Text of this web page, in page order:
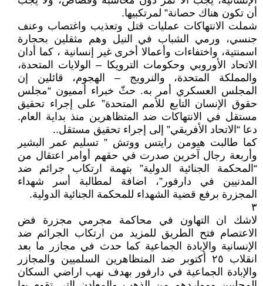
أن تكون هناك حصانة” لمرتكبيها.
شملت الانتهاكات عمليات قتل وتعذيب واغتصاب وعنف
جنسي، ورمي الشباب في النيل وهم مثقلين بحجارة
اسمنتية، واختفاءات وأعمالا أخرى غير إنسانية ، كما أدان
الاتحاد الأوروبي وحكومات الترويكا – الولايات المتحدة،
والمملكة المتحدة، والنرويج – الهجوم، قائلين إن
المجلس العسكري أمر به. حثّ خبراء أمميون “مجلس
حقوق الإنسان التابع للأمم المتحدة” على إجراء تحقيق
مستقل في الانتهاكات ضد المتظاهرين منذ بداية العام.
دعا “الاتحاد الأفريقي” إلى إجراء تحقيق مستقل..
كما طالبت هيومن رايتس ووتش ” تسليم عمر البشير
وأربعة رجال آخرين صدرت في حقهم أوامر اعتقال من
“المحكمة الجنائية الدولية” بتهمة ارتكاب جرائم ضد
المدنيين في دارفور”، اضافة لمطالبة أسر شهداء
المجزرة برفع قضية الشهداء للمحكمة الجنائية الدولية.
٣
لاشك ان التهاون في محاكمة مجرمي مجزرة فض
الاعتصام فتح الطريق للمزيد من ارتكاب الجرائم ضد
الإنسانية والإبادة الجماعية كما حدث في مجازر ما بعد
انقلاب ٢٥ أكتوبر ضد المتظاهرين السلميين والمجازر
والإبادة الجماعية في دارفور بهدف نهب اراضي السكان